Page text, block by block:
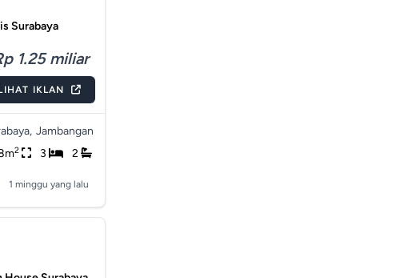
Surabaya
1.25 miliar
IKLAN
Jambangan
2 3 2
1 minggu yang lalu